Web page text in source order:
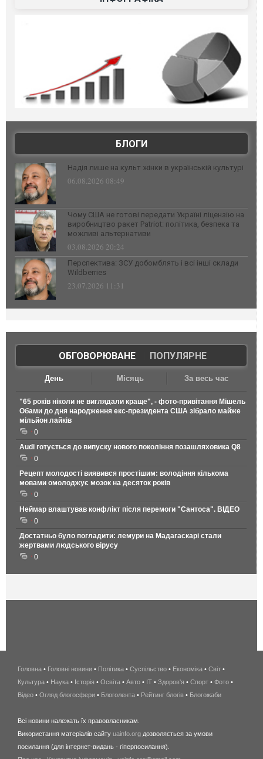
БЛОГИ
Надія лише на культ жінки в українській культурі
06.08.2026 08:49
Чому США не готові передати Україні ліцензію на
виробництво ракет Patriot: політика, безпека та
можливі альтернативи
03.08.2026 20:24
Перспектива: ЗСУ добомблять і всі інші склади
Wildberries
23.07.2026 11:31
ОБГОВОРЮВАНЕ| ПОПУЛЯРНЕ
День Місяць За весь час
"65 років ніколи не виглядали краще", - фото-привітання Мішель
Обами до дня народження екс-президента США зібрало майже
мільйон лайків
0
Audi готується до випуску нового покоління позашляховика Q8
0
Рецепт молодості виявився простішим: володіння кількома
мовами омолоджує мозок на десяток років
0
Неймар влаштував конфлікт після перемоги "Сантоса". ВІДЕО
0
Достатньо було погладити: лемури на Мадагаскарі стали
жертвами людського вірусу
0
беспроводной
интернет
киев
wimax
Головна • Головні новини • Політика • Суспільство • Економіка • Світ •
Культура • Наука • Історія • Освіта • Авто • IT • Здоров'я • Спорт • Фото •
Відео • Огляд блогосфери • Блоголента • Рейтинг блогів • Блогожаби
Всі новини належать їх правовласникам.
Використання матеріалів сайту uainfo.org дозволяється за умови
посилання (для інтернет-видань - гіперпосилання).